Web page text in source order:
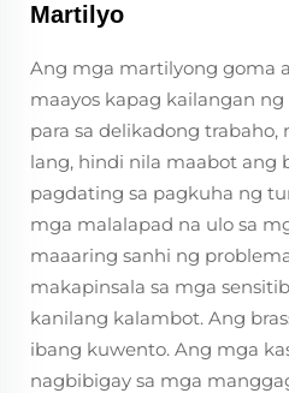
Martilyo
Ang mga martilyong goma
maayos kapag kailangan
para sa delikadong
lang, hindi nila maabot ang
pagdating sa pagkuha ng
mga malalapad na ulo sa
maaaring sanhi ng
makapinsala sa mga
kanilang kalambot. Ang
ibang kuwento. Ang mga
nagbibigay sa mga